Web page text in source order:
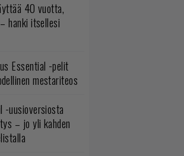
40 vuotta,
hanki itsellesi
Essential -pelit
mestariteos
-uusioversiosta
– jo yli kahden